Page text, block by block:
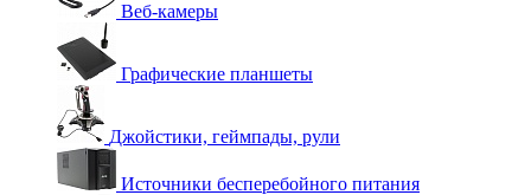
Веб-камеры
Графические планшеты
Джойстики, геймпады, рули
Источники бесперебойного питания